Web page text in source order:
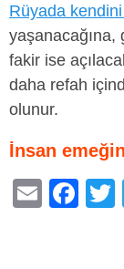
Rüyada
yaşanacağına,
fakir ise
daha refah
olunur.
İnsan
E
F